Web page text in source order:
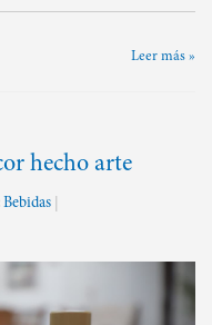
Leer más »
hecho arte
Bebidas